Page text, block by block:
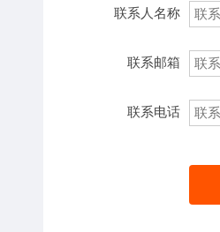
联系人名称
联系邮箱
联系电话